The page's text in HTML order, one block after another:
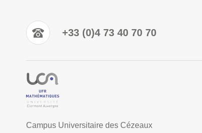
+33 (0)4 73 40 70 70
Campus Universitaire des Cézeaux